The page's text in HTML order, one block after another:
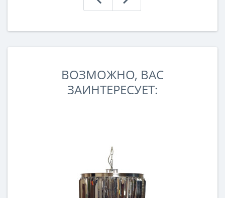
ВОЗМОЖНО, ВАС
ЗАИНТЕРЕСУЕТ: